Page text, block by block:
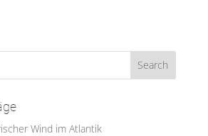
Wind im Atlantik